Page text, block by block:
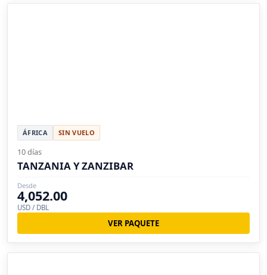
ÁFRICA SIN VUELO
10 días
TANZANIA Y ZANZIBAR
Desde
4,052.00
USD / DBL
VER PAQUETE